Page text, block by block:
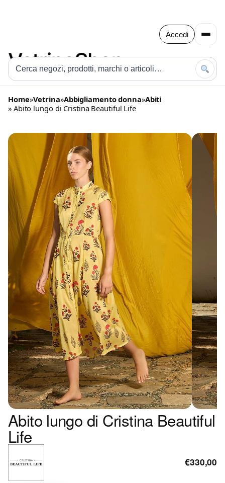
Accedi
Home»Vetrina»Abbigliamento donna»Abiti
» Abito lungo di Cristina Beautiful Life
Abito lungo di Cristina Beautiful
Life
€330,00